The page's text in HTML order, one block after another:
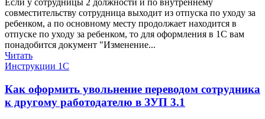
Если у сотрудницы 2 должности и по внутреннему
совместительству сотрудница выходит из отпуска по уходу за
ребенком, а по основному месту продолжает находится в
отпуске по уходу за ребенком, то для оформления в 1С вам
понадобится документ "Изменение...
Читать
Инструкции 1С
Как оформить увольнение переводом сотрудника
к другому работодателю в ЗУП 3.1